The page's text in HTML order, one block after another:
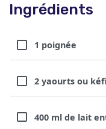
Ingrédients
1 poignée
2 yaourts ou
400 ml de lait